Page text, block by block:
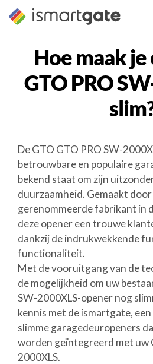
Overslaan
naar
Hoe maak je
GTO PRO
De GTO GTO PRO SW-
betrouwbare en populaire
bekend staat om zijn
duurzaamheid. Gemaakt door
gerenommeerde fabrikant in
deze opener een trouwe
dankzij de indrukwekkende
functionaliteit.
Met de vooruitgang van de
de mogelijkheid om uw
SW-2000XLS-opener nog
kennis met de ismartgate,
slimme garagedeuropeners
worden geïntegreerd met uw
2000XLS.